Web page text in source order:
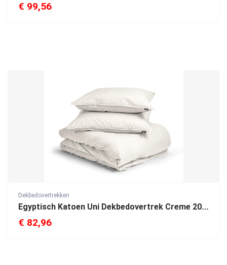
€ 99,56
Dekbedovertrekken
Egyptisch Katoen Uni Dekbedovertrek Creme 200 x 200/260
€ 82,96